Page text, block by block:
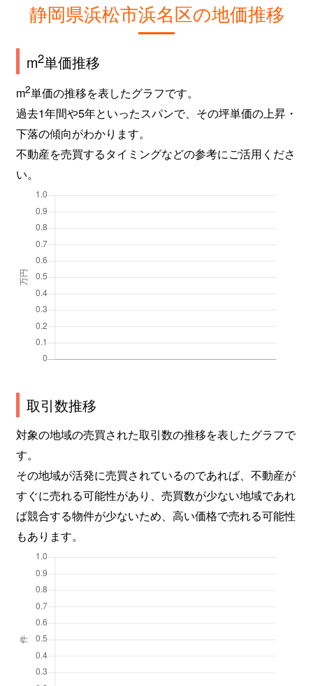
静岡県浜松市浜名区の地価推移
m2単価推移
m2単価の推移を表したグラフです。
過去1年間や5年といったスパンで、その坪単価の上昇・
下落の傾向がわかります。
不動産を売買するタイミングなどの参考にご活用くださ
い。
取引数推移
対象の地域の売買された取引数の推移を表したグラフで
す。
その地域が活発に売買されているのであれば、不動産が
すぐに売れる可能性があり、売買数が少ない地域であれ
ば競合する物件が少ないため、高い価格で売れる可能性
もあります。